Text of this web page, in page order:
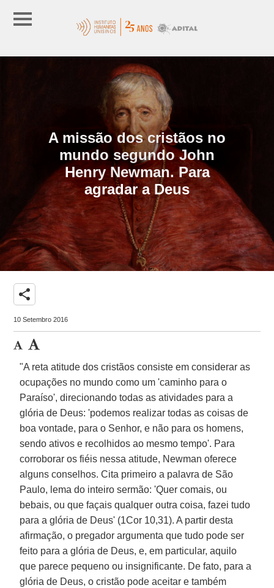
A missão dos cristãos no
mundo segundo John
Henry Newman. Para
agradar a Deus
share
10 Setembro 2016
"A reta atitude dos cristãos consiste em considerar as
ocupações no mundo como um 'caminho para o
Paraíso', direcionando todas as atividades para a
glória de Deus: 'podemos realizar todas as coisas de
boa vontade, para o Senhor, e não para os homens,
sendo ativos e recolhidos ao mesmo tempo'. Para
corroborar os fiéis nessa atitude, Newman oferece
alguns conselhos. Cita primeiro a palavra de São
Paulo, lema do inteiro sermão: 'Quer comais, ou
bebais, ou que façais qualquer outra coisa, fazei tudo
para a glória de Deus' (1Cor 10,31). A partir desta
afirmação, o pregador argumenta que tudo pode ser
feito para a glória de Deus, e, em particular, aquilo
que parece pequeno ou insignificante. De fato, para a
glória de Deus, o cristão pode aceitar e também